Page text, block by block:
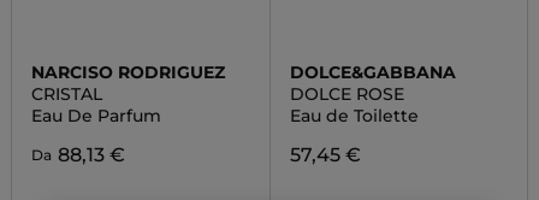
NARCISO RODRIGUEZ
CRISTAL
Eau De Parfum
Da 88,13 €
DOLCE&GABBANA
DOLCE ROSE
Eau de Toilette
57,45 €